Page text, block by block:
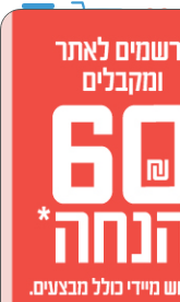
וציוד היקפי (6)